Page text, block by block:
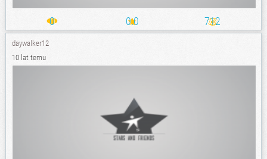
0 0.0 712
daywalker12
10 lat temu